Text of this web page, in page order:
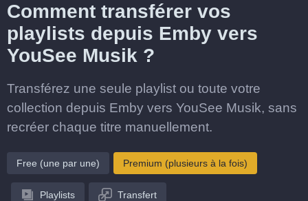
Comment transférer vos
playlists depuis Emby vers
YouSee Musik ?
Transférez une seule playlist ou toute votre
collection depuis Emby vers YouSee Musik, sans
recréer chaque titre manuellement.
Free (une par une) Premium (plusieurs à la fois)
Playlists Transfert